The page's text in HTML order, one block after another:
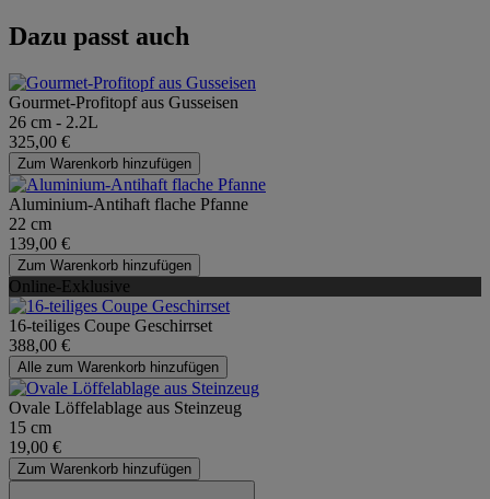
Dazu passt auch
Gourmet-Profitopf aus Gusseisen
26 cm - 2.2L
325,00 €
Zum Warenkorb hinzufügen
Aluminium-Antihaft flache Pfanne
22 cm
139,00 €
Zum Warenkorb hinzufügen
Online-Exklusive
16-teiliges Coupe Geschirrset
388,00 €
Alle zum Warenkorb hinzufügen
Ovale Löffelablage aus Steinzeug
15 cm
19,00 €
Zum Warenkorb hinzufügen